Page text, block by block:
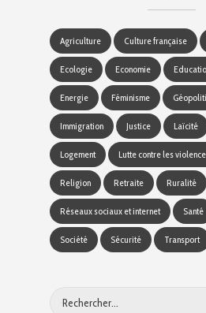
Agriculture Culture française
Ecologie Economie
Energie Féminisme
Immigration Justice Laïcité
Logement Lutte contre les
Religion Retraite Ruralité
Réseaux sociaux et internet Santé
Société Sécurité Transport